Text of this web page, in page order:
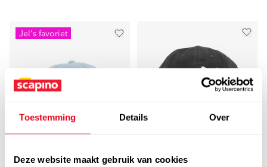
Toestemming Details Over
Deze website maakt gebruik van cookies
Jel's favoriet
Scapino Puma